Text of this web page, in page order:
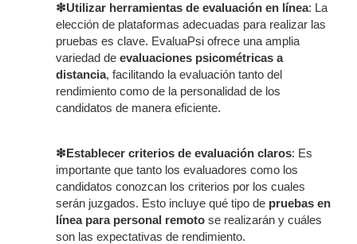
❇Utilizar herramientas de evaluación en línea: La
elección de plataformas adecuadas para realizar las
pruebas es clave. EvaluaPsi ofrece una amplia
variedad de evaluaciones psicométricas a
distancia, facilitando la evaluación tanto del
rendimiento como de la personalidad de los
candidatos de manera eficiente.
❇Establecer criterios de evaluación claros: Es
importante que tanto los evaluadores como los
candidatos conozcan los criterios por los cuales
serán juzgados. Esto incluye qué tipo de pruebas en
línea para personal remoto se realizarán y cuáles
son las expectativas de rendimiento.